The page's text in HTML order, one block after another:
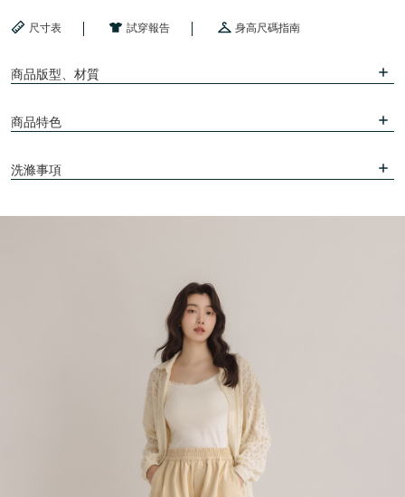
尺寸表 試穿報告 身高尺碼指南
商品版型、材質
商品特色
洗滌事項